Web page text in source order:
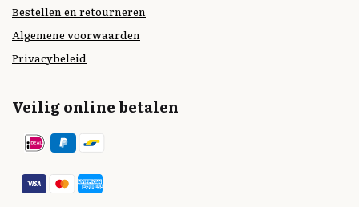
Bestellen en retourneren
Algemene voorwaarden
Privacybeleid
Veilig online betalen